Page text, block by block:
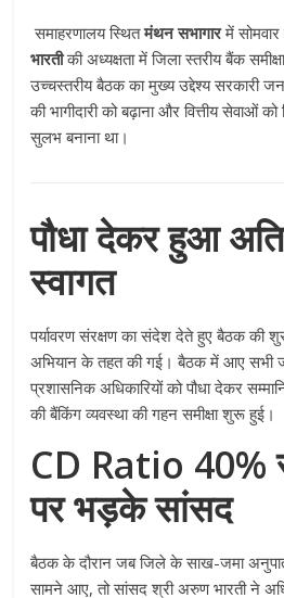
समाहरणालय स्थितमंथन सभागारमें
भारतीकी अध्यक्षता में जिला स्तरीय बैंक
उच्चस्तरीय बैठक का मुख्य उद्देश्य सरकारी
की भागीदारी को बढ़ाना और वित्तीय
सुलभ बनाना था।
पौधा देकर हुआ
स्वागत
पर्यावरण संरक्षण का संदेश देते हुए बैठक की
अभियान के तहत की गई। बैठक में आए सभी
प्रशासनिक अधिकारियों को पौधा देकर
की बैंकिंग व्यवस्था की गहन समीक्षा शुरू हुई।
CD Ratio 40%
पर भड़के सांसद
बैठक के दौरान जब जिले के साख-जमा
सामने आए, तो सांसद श्री अरुण भारती ने